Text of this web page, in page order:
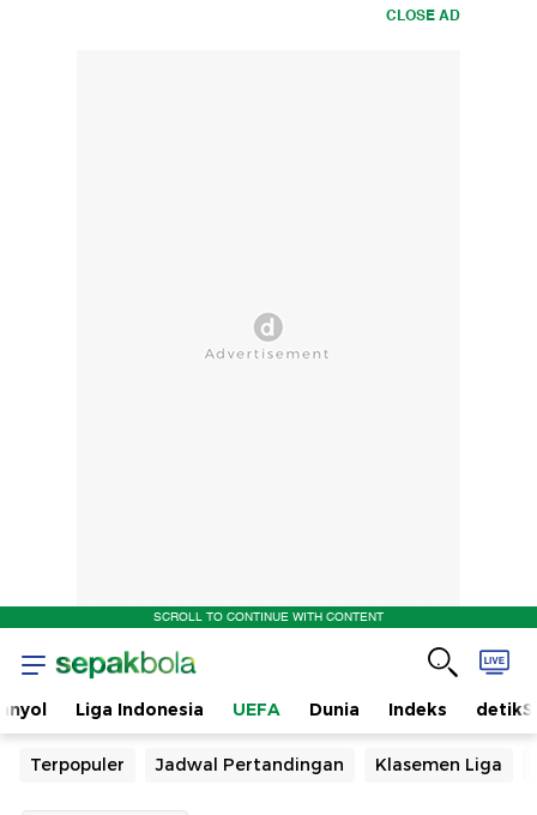
CLOSE AD
SCROLL TO CONTINUE WITH CONTENT
Liga Indonesia UEFA Dunia Indeks
Terpopuler Jadwal Pertandingan Klasemen Liga